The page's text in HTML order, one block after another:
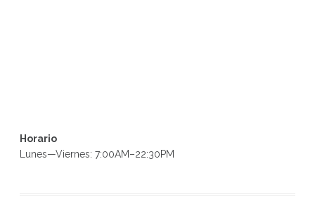
Horario
Lunes—Viernes: 7:00AM–22:30PM